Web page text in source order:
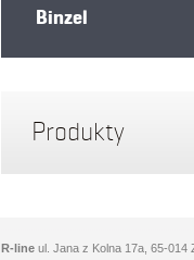
Binzel
Produkty
R-line ul. Jana z Kolna 17a, 65-014